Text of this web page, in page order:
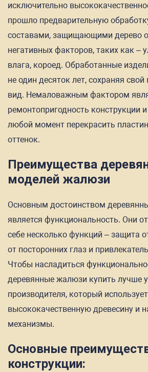
исключительно
прошло предварительную
составами, защищающими дерево
негативных факторов, таких как –
влага, короед. Обработанные
не один десяток лет, сохраняя
вид. Немаловажным фактором
ремонтопригодность конструкции
любой момент перекрасить
оттенок.
Преимущества
моделей жалюзи
Основным достоинством
является функциональность. Они
себе несколько функций – защита
от посторонних глаз и
Чтобы насладиться
деревянные жалюзи купить лучше
производителя, который
высококачественную древесину и
механизмы.
Основные
конструкции: